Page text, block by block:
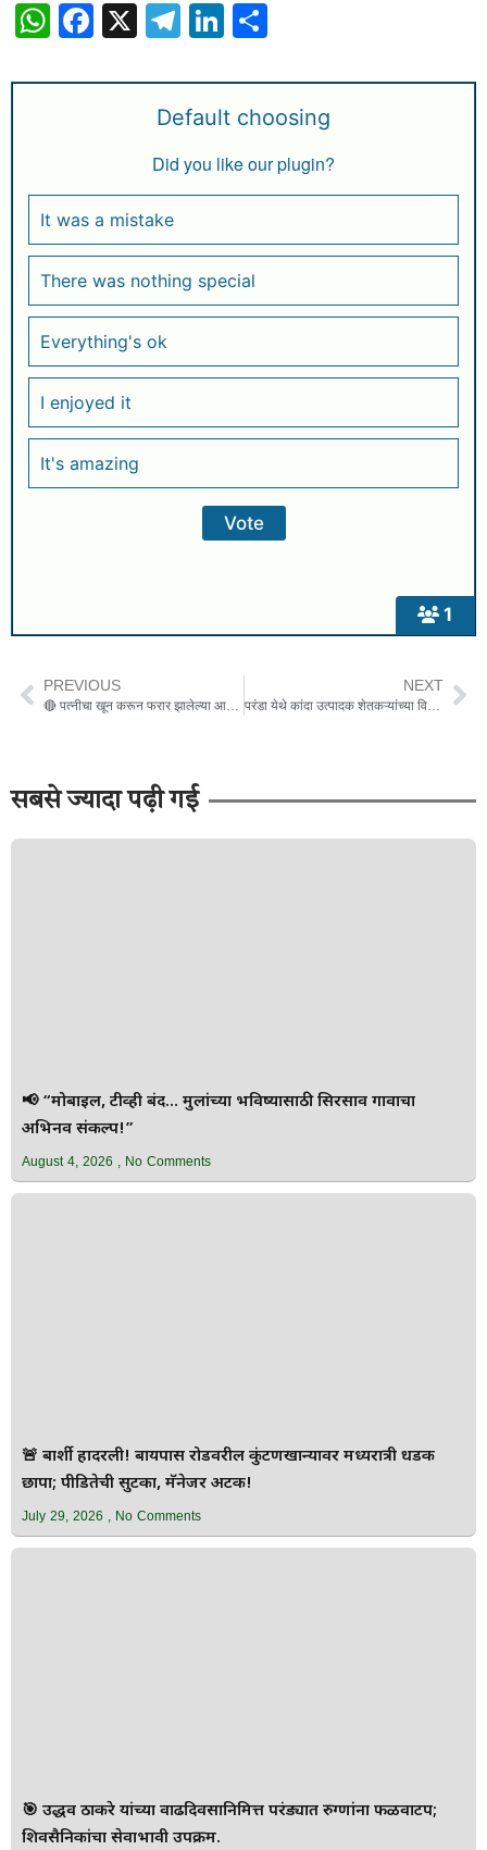
W
at
p
p
F
c
o
o
k
X T
e
g
ra
m
Li
k
e
dI
n
ar
e
1
Default choosing
Did you like our plugin?
It was a mistake
There was nothing special
Everything's ok
I enjoyed it
It's amazing
PREVIOUS NEXT
परंडा येथे कांदा उत्पादक शेतकऱ्यांच्या विविध मागण्यांसाठी निवेदन .
सबसे ज्यादा पढ़ी गई
📢 “मोबाईल, टीव्ही बंद… मुलांच्या भविष्यासाठी सिरसाव गावाचा
अभिनव संकल्प!”
August 4, 2026 No Comments
🚨 बार्शी हादरली! बायपास रोडवरील कुंटणखान्यावर मध्यरात्री धडक
छापा; पीडितेची सुटका, मॅनेजर अटक!
July 29, 2026 No Comments
🎯 उद्धव ठाकरे यांच्या वाढदिवसानिमित्त परंड्यात रुग्णांना फळवाटप;
शिवसैनिकांचा सेवाभावी उपक्रम.